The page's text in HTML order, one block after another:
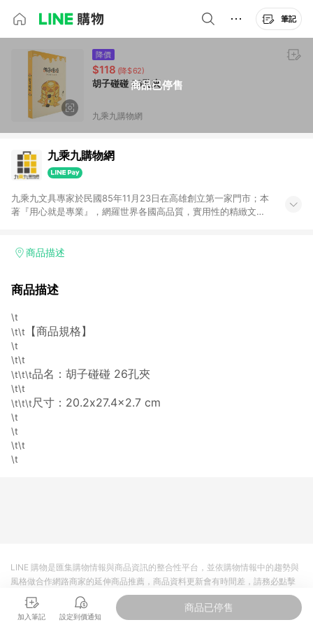
筆記
商品已停售
降價
$118 (降$62)
胡子碰碰 26孔夾
九乘九購物網
九乘九購物網
九乘九文具專家於民國85年11月23日在高雄創立第一家門市；本
著『用心就是專業』，網羅世界各國高品質，實用性的精緻文具
非店舖通路及整合虛實行銷為目標，並以完整的物流倉儲系統，
才享有回饋，點數將於廠商出貨後 30 天前後發送。 (2) 門市訂
導購資格。 (3) 使用九乘九APP下單，將無法獲得點數回饋。
商品描述
商品描述
\t
\t\t
【商品規格】
\t
\t\t
\t\t\t品名：胡子碰碰 26孔夾
\t\t
\t\t\t尺寸：20.2x27.4x2.7 cm
\t
\t
\t\t
\t
加入筆記 設定到價通知
商品已停售
LINE 購物是匯集購物情報與商品資訊的整合性平台，並依購物情報中的趨勢與
風格做合作網路商家的延伸商品推薦，商品資料更新會有時間差，請務必點擊
商品至各合作網路商家，確認現售價與購物條件，一切資訊以合作廠商網頁為
準。